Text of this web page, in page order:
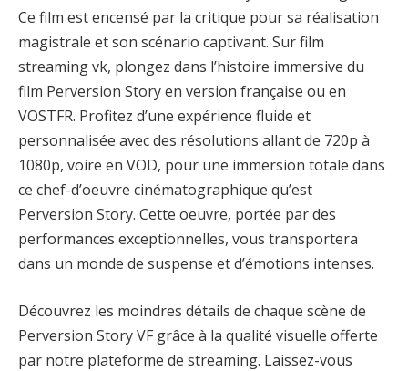
Ce film est encensé par la critique pour sa réalisation
magistrale et son scénario captivant. Sur film
streaming vk, plongez dans l’histoire immersive du
film Perversion Story en version française ou en
VOSTFR. Profitez d’une expérience fluide et
personnalisée avec des résolutions allant de 720p à
1080p, voire en VOD, pour une immersion totale dans
ce chef-d’oeuvre cinématographique qu’est
Perversion Story. Cette oeuvre, portée par des
performances exceptionnelles, vous transportera
dans un monde de suspense et d’émotions intenses.
Découvrez les moindres détails de chaque scène de
Perversion Story VF grâce à la qualité visuelle offerte
par notre plateforme de streaming. Laissez-vous